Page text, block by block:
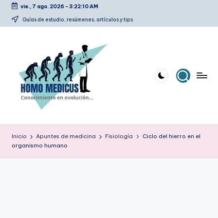
Saltar
vie., 7 ago. 2026 - 3:22:11 AM
Guías de estudio, resúmenes, artículos y tips
o
m
estudio,
Inicio Apuntes de medicina Fisiología
Ciclo del hierro en el
organismo humano